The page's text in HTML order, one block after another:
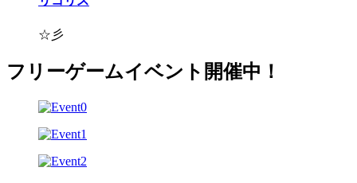
☆彡
フリーゲームイベント開催中！